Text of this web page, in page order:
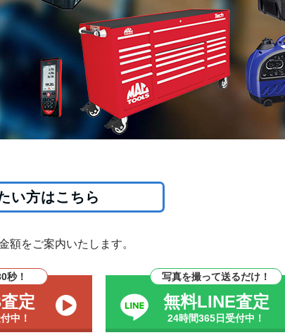
い方はこちら
額をご案内いたします。
秒！
定
中！
写真を撮って送るだけ！
無料LINE査定
24時間365日受付中！